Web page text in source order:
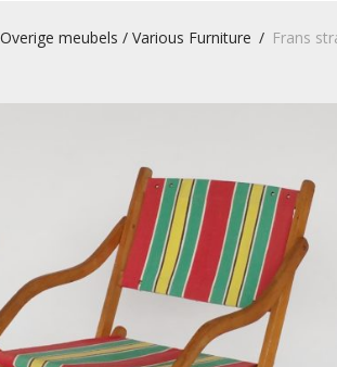
Overige meubels / Various Furniture / Frans